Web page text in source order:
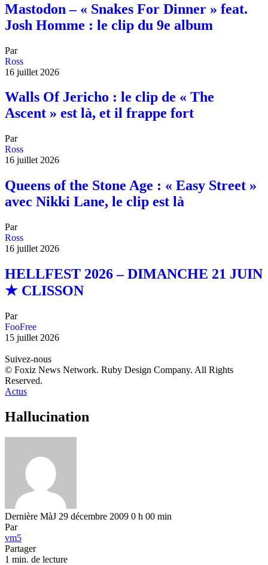
Mastodon – « Snakes For Dinner » feat.
Josh Homme : le clip du 9e album
Par
Ross
16 juillet 2026
Walls Of Jericho : le clip de « The
Ascent » est là, et il frappe fort
Par
Ross
16 juillet 2026
Queens of the Stone Age : « Easy Street »
avec Nikki Lane, le clip est là
Par
Ross
16 juillet 2026
HELLFEST 2026 – DIMANCHE 21 JUIN
★ CLISSON
Par
FooFree
15 juillet 2026
Suivez-nous
© Foxiz News Network. Ruby Design Company. All Rights
Reserved.
Actus
Hallucination
Dernière MàJ 29 décembre 2009 0 h 00 min
Par
vm5
Partager
1 min. de lecture